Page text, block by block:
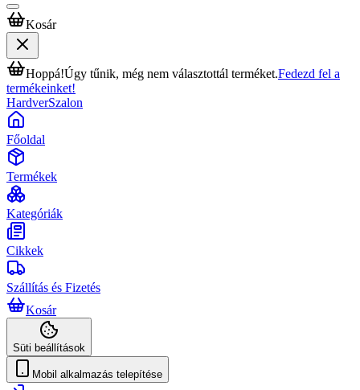
Kosár
Hoppá!Úgy tűnik, még nem választottál terméket.Fedezd fel a
termékeinket!
HardverSzalon
Főoldal
Termékek
Kategóriák
Cikkek
Szállítás és Fizetés
Kosár
Süti beállítások
Mobil alkalmazás telepítése